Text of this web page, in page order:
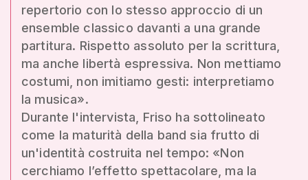
repertorio con lo stesso approccio di un
ensemble classico davanti a una grande
partitura. Rispetto assoluto per la scrittura,
ma anche libertà espressiva. Non mettiamo
costumi, non imitiamo gesti: interpretiamo
la musica».
Durante l'intervista, Friso ha sottolineato
come la maturità della band sia frutto di
un'identità costruita nel tempo: «Non
cerchiamo l’effetto spettacolare, ma la